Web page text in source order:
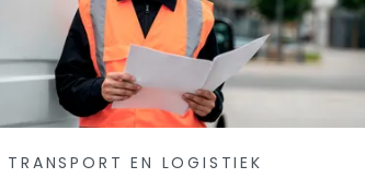
TRANSPORT EN LOGISTIEK